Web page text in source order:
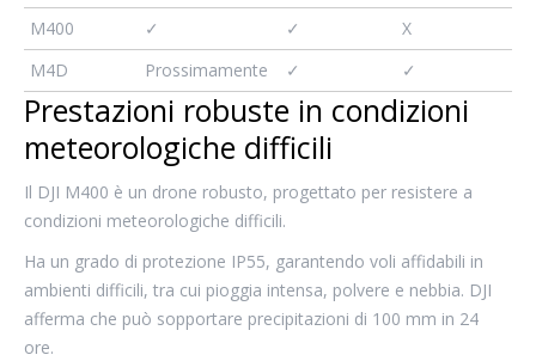
M400 ✓ ✓
X
M4D
Prossimamente ✓ ✓
Prestazioni robuste in condizioni
meteorologiche difficili
Il DJI M400 è un drone robusto, progettato per resistere a
condizioni meteorologiche difficili.
Ha un grado di protezione IP55, garantendo voli affidabili in
ambienti difficili, tra cui pioggia intensa, polvere e nebbia. DJI
afferma che può sopportare precipitazioni di 100 mm in 24
ore.